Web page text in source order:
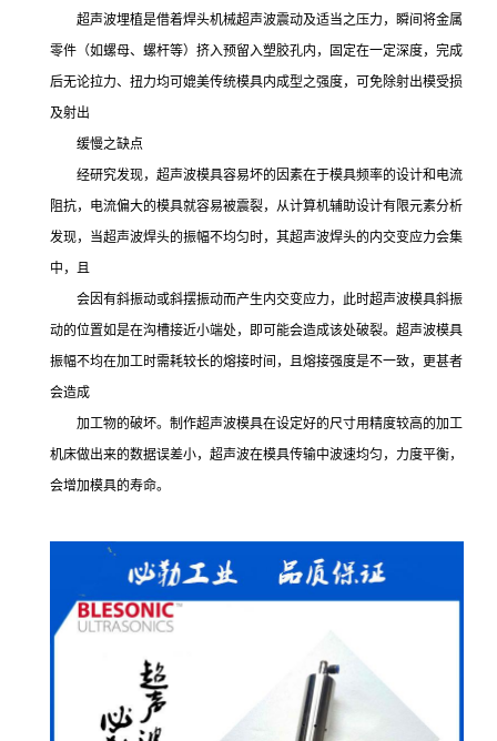
超声波埋植是借着焊头机械超声波震动及适当之压力，瞬间将金属
零件（如螺母、螺杆等）挤入预留入塑胶孔内，固定在一定深度，完成
后无论拉力、扭力均可媲美传统模具内成型之强度，可免除射出模受损
及射出
缓慢之缺点
经研究发现，超声波模具容易坏的因素在于模具频率的设计和电流
阻抗，电流偏大的模具就容易被震裂，从计算机辅助设计有限元素分析
发现，当超声波焊头的振幅不均匀时，其超声波焊头的内交变应力会集
中，且
会因有斜振动或斜摆振动而产生内交变应力，此时超声波模具斜振
动的位置如是在沟槽接近小端处，即可能会造成该处破裂。超声波模具
振幅不均在加工时需耗较长的熔接时间，且熔接强度是不一致，更甚者
会造成
加工物的破坏。制作超声波模具在设定好的尺寸用精度较高的加工
机床做出来的数据误差小，超声波在模具传输中波速均匀，力度平衡，
会增加模具的寿命。